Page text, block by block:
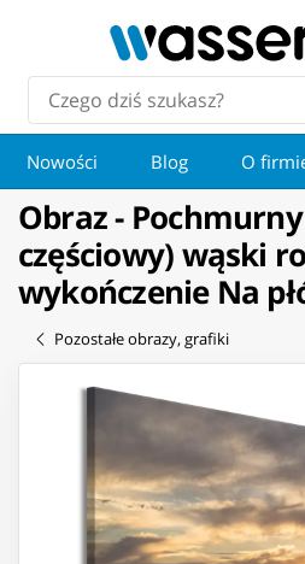
Nowości Blog O
Obraz -
częściowy) wąski
wykończenie Na
Pozostałe obrazy, grafiki